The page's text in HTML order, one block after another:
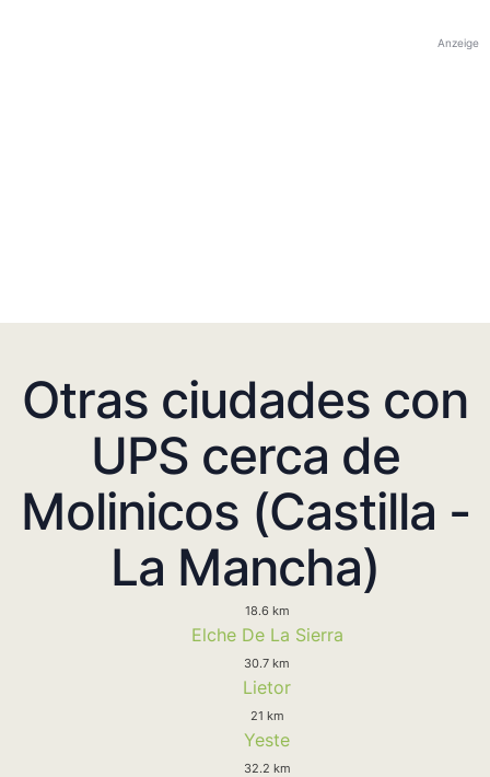
Anzeige
Otras ciudades con
UPS cerca de
Molinicos (Castilla -
La Mancha)
18.6 km
Elche De La Sierra
30.7 km
Lietor
21 km
Yeste
32.2 km